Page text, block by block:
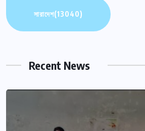
সারাদেশ(13040)
Recent News